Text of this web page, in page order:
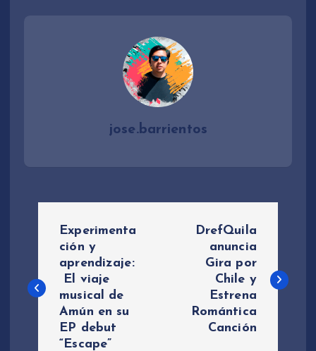
jose.barrientos
v
Experimenta
ción y
aprendizaje:
El viaje
musical de
Amún en su
EP debut
“Escape”
DrefQuila
anuncia
Gira por
Chile y
Estrena
Romántica
Canción